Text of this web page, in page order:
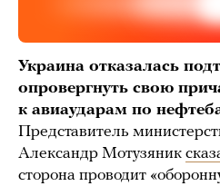
Украина отказалась
опровергнуть свою
к авиаударам по
Представитель
Александр Мотузяник
сторона проводит